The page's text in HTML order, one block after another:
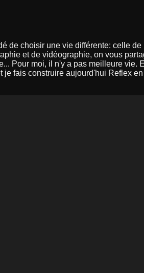
de choisir une vie différente: celle
et de vidéographie, on vous
Pour moi, il n'y a pas meilleure vie.
fais construire aujourd'hui Reflex